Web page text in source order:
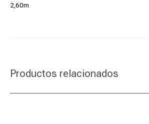
2,60m
Productos relacionados